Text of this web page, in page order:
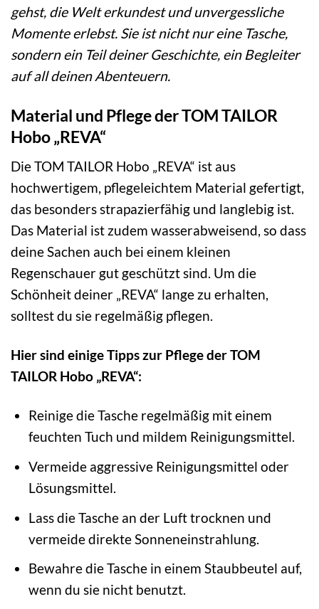
gehst, die Welt erkundest und unvergessliche
Momente erlebst. Sie ist nicht nur eine Tasche,
sondern ein Teil deiner Geschichte, ein Begleiter
auf all deinen Abenteuern.
Material und Pflege der TOM TAILOR
Hobo „REVA“
Die TOM TAILOR Hobo „REVA“ ist aus
hochwertigem, pflegeleichtem Material gefertigt,
das besonders strapazierfähig und langlebig ist.
Das Material ist zudem wasserabweisend, so dass
deine Sachen auch bei einem kleinen
Regenschauer gut geschützt sind. Um die
Schönheit deiner „REVA“ lange zu erhalten,
solltest du sie regelmäßig pflegen.
Hier sind einige Tipps zur Pflege der TOM
TAILOR Hobo „REVA“:
Reinige die Tasche regelmäßig mit einem
feuchten Tuch und mildem Reinigungsmittel.
Vermeide aggressive Reinigungsmittel oder
Lösungsmittel.
Lass die Tasche an der Luft trocknen und
vermeide direkte Sonneneinstrahlung.
Bewahre die Tasche in einem Staubbeutel auf,
wenn du sie nicht benutzt.